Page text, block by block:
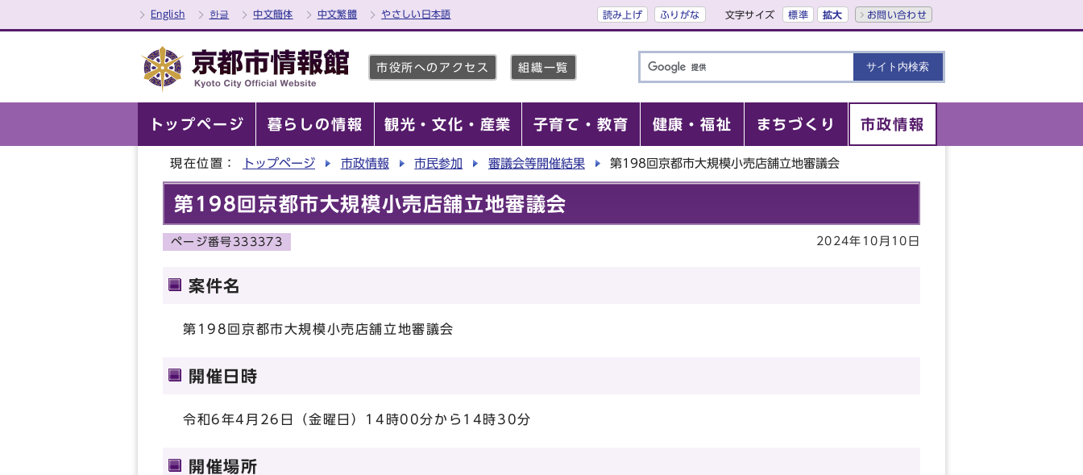
English 한글 中文簡体 中文繁體 やさしい日本語 読み上げ ふりがな 文字サイズ 標準 拡大 お問い合わせ
市役所へのアクセス 組織一覧
トップページ 暮らしの情報 観光・文化・産業 子育て・教育 健康・福祉 まちづくり 市政情報
現在位置： トップページ 市政情報 市民参加 審議会等開催結果 第198回京都市大規模小売店舗立地審議会
第198回京都市大規模小売店舗立地審議会
ページ番号333373 2024年10月10日
案件名
第198回京都市大規模小売店舗立地審議会
開催日時
令和6年4月26日（金曜日）14時00分から14時30分
開催場所